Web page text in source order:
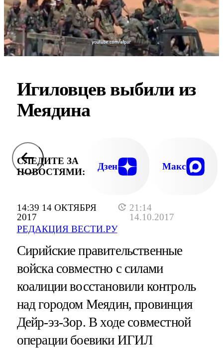
14:39 14 ОКТЯБРЯ
2017
21:14
14.10.2017
РЕДАКЦИЯ ВЕСТИ.РУ
Игиловцев выбили из
Меядина
СЛЕДИТЕ ЗА
НОВОСТЯМИ:
Дзен Макс
Сирийские правительственные
войска совместно с силами
коалиции восстановили контроль
над городом Меядин, провинция
Дейр-эз-Зор. В ходе совместной
операции боевики ИГИЛ